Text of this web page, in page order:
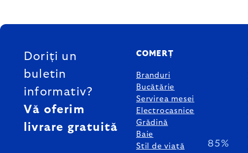
SUBSOL
Doriți un
buletin
informativ?
Vă oferim
livrare gratuită
85%
COMERȚ
Branduri
Bucătărie
Servirea mesei
Electrocasnice
Grădină
Baie
Stil de viață